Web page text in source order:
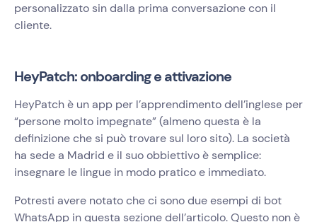
personalizzato sin dalla prima conversazione con il
cliente.
HeyPatch: onboarding e attivazione
HeyPatch è un app per l’apprendimento dell’inglese per
“persone molto impegnate” (almeno questa è la
definizione che si può trovare sul loro sito). La società
ha sede a Madrid e il suo obbiettivo è semplice:
insegnare le lingue in modo pratico e immediato.
Potresti avere notato che ci sono due esempi di bot
WhatsApp in questa sezione dell’articolo. Questo non è